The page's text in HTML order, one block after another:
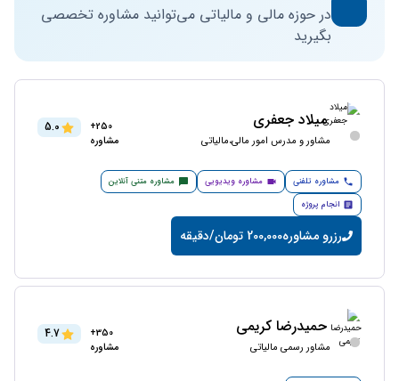
در حوزه مالی و مالیاتی می‌توانید مشاوره تخصصی
بگیرید
میلاد جعفری
مشاور و مدرس امور مالی،مالیاتی
250+
مشاوره
5.0
مشاوره تلفنی مشاوره ویدیویی
مشاوره متنی آنلاین
انجام پروژه
رزرو مشاوره200,000 تومان/دقیقه
حمیدرضا کریمی
مشاور رسمی مالیاتی
350+
مشاوره
4.7